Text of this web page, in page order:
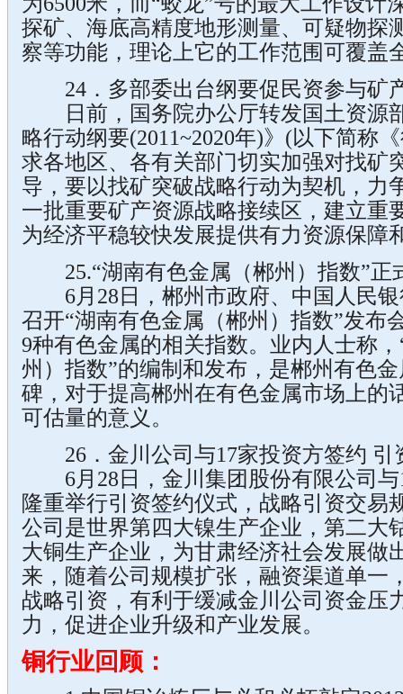
探矿、海底高精度地形测量、可疑物探
察等功能，理论上它的工作范围可覆盖
24．多部委出台纲要促民资参与矿
日前，国务院办公厅转发国土资源
略行动纲要(2011~2020年)》(以下简称
求各地区、各有关部门切实加强对找矿
导，要以找矿突破战略行动为契机，力
一批重要矿产资源战略接续区，建立重
为经济平稳较快发展提供有力资源保障
25.“湖南有色金属（郴州）指数”正
6月28日，郴州市政府、中国人民银
召开“湖南有色金属（郴州）指数”发布
9种有色金属的相关指数。业内人士称
州）指数”的编制和发布，是郴州有色
碑，对于提高郴州在有色金属市场上的
可估量的意义。
26．金川公司与17家投资方签约 引
6月28日，金川集团股份有限公司与
隆重举行引资签约仪式，战略引资交易
公司是世界第四大镍生产企业，第二大
大铜生产企业，为甘肃经济社会发展做
来，随着公司规模扩张，融资渠道单一
战略引资，有利于缓减金川公司资金压
力，促进企业升级和产业发展。
铜行业回顾：